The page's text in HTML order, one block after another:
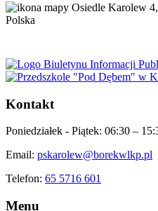
Osiedle Karolew
Polska
Kontakt
Poniedziałek - Piątek: 06:30 –
Email: pskarolew@borekwlkp.pl
Telefon: 65 5716 601
Menu